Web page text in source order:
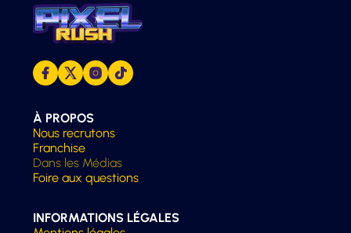
À PROPOS
Nous recrutons
Franchise
Dans les Médias
Foire aux questions
INFORMATIONS LÉGALES